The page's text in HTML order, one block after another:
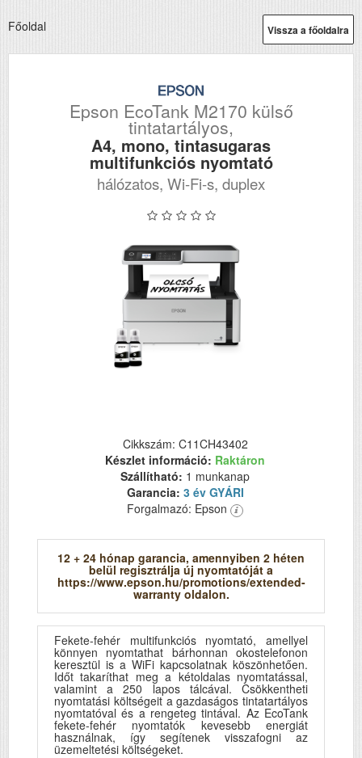
Vissza a főoldalra
Főoldal
Epson EcoTank M2170 külső
tintatartályos,
A4, mono, tintasugaras
multifunkciós nyomtató
hálózatos, Wi-Fi-s, duplex
Cikkszám: C11CH43402
Készlet információ: Raktáron
Szállítható: 1 munkanap
Garancia: 3 év GYÁRI
Forgalmazó: Epson
12 + 24 hónap garancia, amennyiben 2 héten
belül regisztrálja új nyomtatóját a
https://www.epson.hu/promotions/extended-
warranty oldalon.
Fekete-fehér multifunkciós nyomtató, amellyel
könnyen nyomtathat bárhonnan okostelefonon
keresztül is a WiFi kapcsolatnak köszönhetően.
Időt takaríthat meg a kétoldalas nyomtatással,
valamint a 250 lapos tálcával. Csökkentheti
nyomtatási költségeit a gazdaságos tintatartályos
nyomtatóval és a rengeteg tintával. Az EcoTank
fekete-fehér nyomtatók kevesebb energiát
használnak, így segítenek visszafogni az
üzemeltetési költségeket.